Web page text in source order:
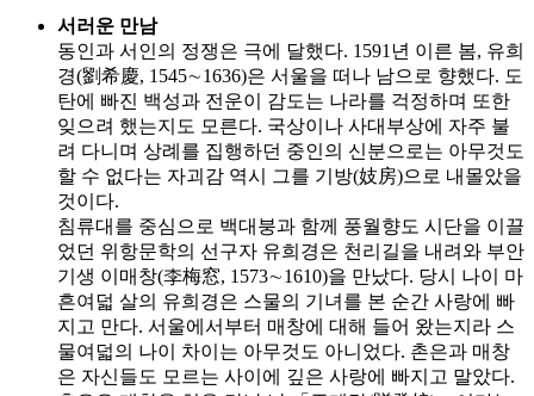
서러운 만남
동인과 서인의 정쟁은 극에 달했다. 1591년 이른 봄, 유희
경(劉希慶, 1545∼1636)은 서울을 떠나 남으로 향했다. 도
탄에 빠진 백성과 전운이 감도는 나라를 걱정하며 또한
잊으려 했는지도 모른다. 국상이나 사대부상에 자주 불
려 다니며 상례를 집행하던 중인의 신분으로는 아무것도
할 수 없다는 자괴감 역시 그를 기방(妓房)으로 내몰았을
것이다.
침류대를 중심으로 백대붕과 함께 풍월향도 시단을 이끌
었던 위항문학의 선구자 유희경은 천리길을 내려와 부안
기생 이매창(李梅窓, 1573∼1610)을 만났다. 당시 나이 마
흔여덟 살의 유희경은 스물의 기녀를 본 순간 사랑에 빠
지고 만다. 서울에서부터 매창에 대해 들어 왔는지라 스
물여덟의 나이 차이는 아무것도 아니었다. 촌은과 매창
은 자신들도 모르는 사이에 깊은 사랑에 빠지고 말았다.